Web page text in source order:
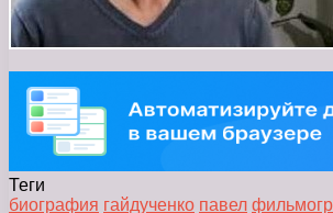
Теги
биография гайдученко павел